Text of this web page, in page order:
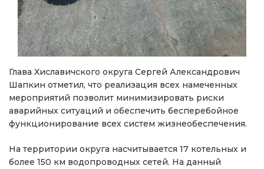
Глава Хиславичского округа Сергей Александрович
Шапкин отметил, что реализация всех намеченных
мероприятий позволит минимизировать риски
аварийных ситуаций и обеспечить бесперебойное
функционирование всех систем жизнеобеспечения.
На территории округа насчитывается 17 котельных и
более 150 км водопроводных сетей. На данный